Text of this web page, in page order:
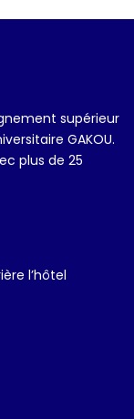
supérieur
GAKOU.
plus de 25
l’hôtel